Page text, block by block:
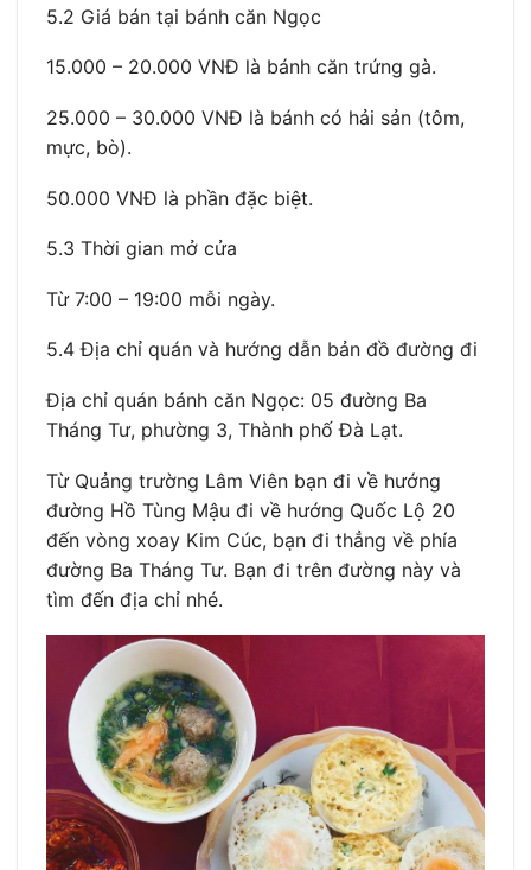
5.2 Giá bán tại bánh căn Ngọc
15.000 – 20.000 VNĐ là bánh căn trứng gà.
25.000 – 30.000 VNĐ là bánh có hải sản (tôm,
mực, bò).
50.000 VNĐ là phần đặc biệt.
5.3 Thời gian mở cửa
Từ 7:00 – 19:00 mỗi ngày.
5.4 Địa chỉ quán và hướng dẫn bản đồ đường đi
Địa chỉ quán bánh căn Ngọc: 05 đường Ba
Tháng Tư, phường 3, Thành phố Đà Lạt.
Từ Quảng trường Lâm Viên bạn đi về hướng
đường Hồ Tùng Mậu đi về hướng Quốc Lộ 20
đến vòng xoay Kim Cúc, bạn đi thẳng về phía
đường Ba Tháng Tư. Bạn đi trên đường này và
tìm đến địa chỉ nhé.